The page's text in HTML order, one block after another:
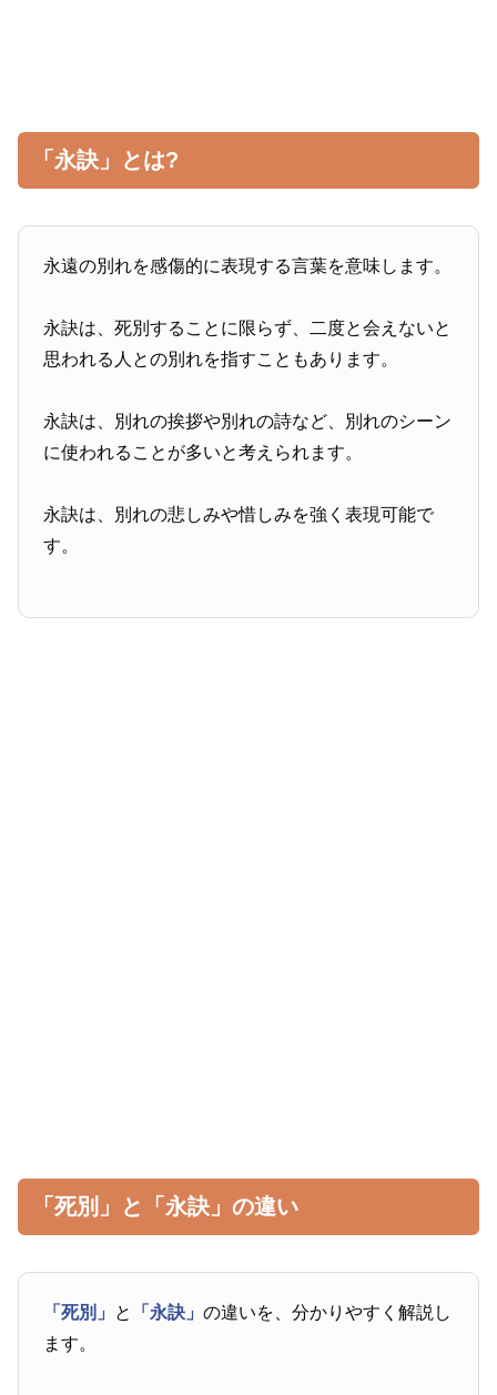
「永訣」とは?
永遠の別れを感傷的に表現する言葉を意味します。
永訣は、死別することに限らず、二度と会えないと
思われる人との別れを指すこともあります。
永訣は、別れの挨拶や別れの詩など、別れのシーン
に使われることが多いと考えられます。
永訣は、別れの悲しみや惜しみを強く表現可能で
す。
「死別」と「永訣」の違い
「死別」 と 「永訣」の違いを、分かりやすく解説し
ます。